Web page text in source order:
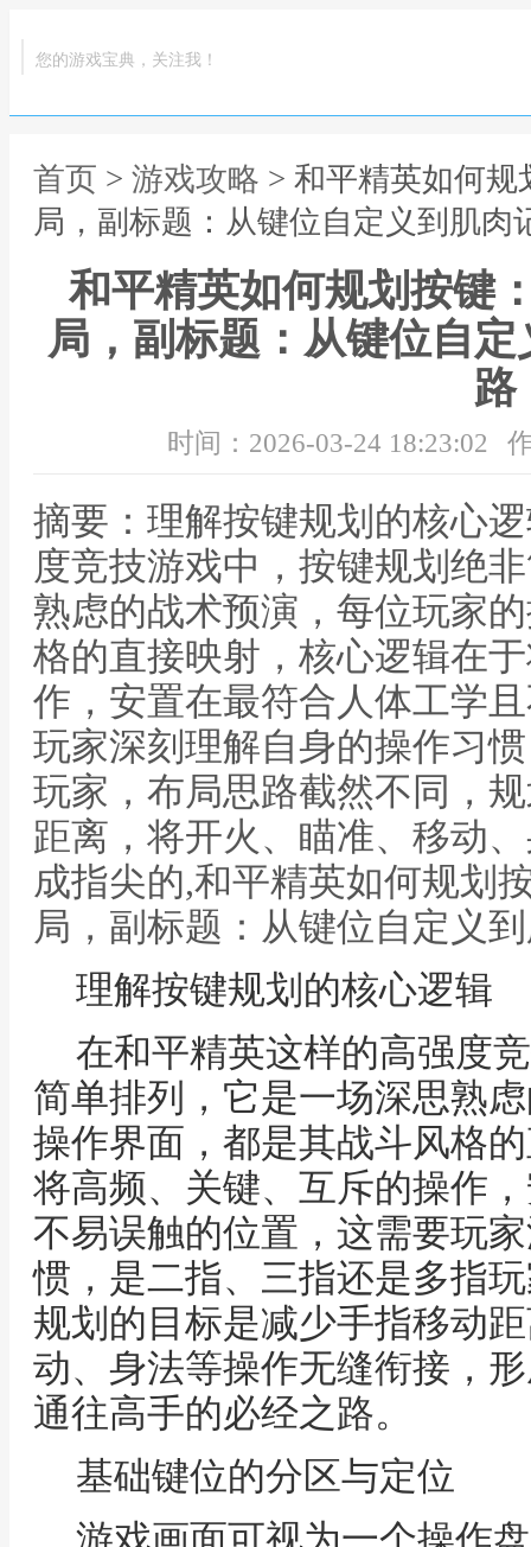
您的游戏宝典，关注我！
首页 > 游戏攻略 > 和平精英如何
局，副标题：从键位自定义到肌肉
和平精英如何规划按键
局，副标题：从键位自
路
时间：2026-03-24 18:23:02
摘要：理解按键规划的核心
度竞技游戏中，按键规划绝
熟虑的战术预演，每位玩家
格的直接映射，核心逻辑在
作，安置在最符合人体工学
玩家深刻理解自身的操作习
玩家，布局思路截然不同，
距离，将开火、瞄准、移动
成指尖的,和平精英如何规划
局，副标题：从键位自定义
理解按键规划的核心逻辑
在和平精英这样的高强度
简单排列，它是一场深思熟
操作界面，都是其战斗风格
将高频、关键、互斥的操作
不易误触的位置，这需要玩
惯，是二指、三指还是多指
规划的目标是减少手指移动
动、身法等操作无缝衔接，
通往高手的必经之路。
基础键位的分区与定位